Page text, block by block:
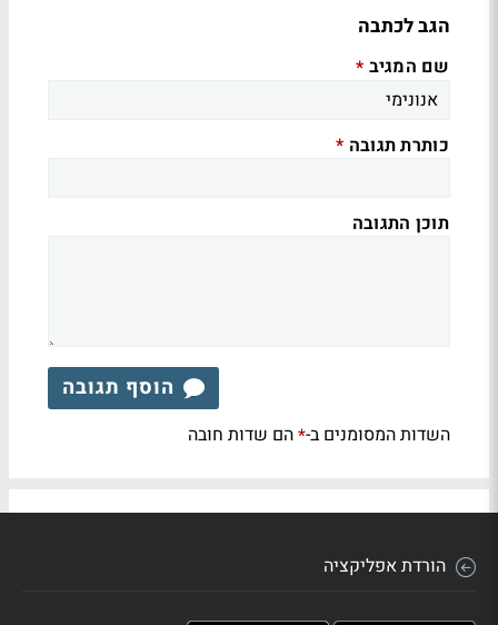
הגב לכתבה
שם המגיב *
כותרת תגובה *
תוכן התגובה
הוסף תגובה
השדות המסומנים ב-*הם שדות חובה
הורדת אפליקציה